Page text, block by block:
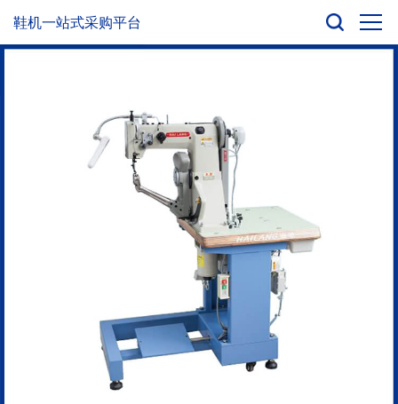
鞋机一站式采购平台